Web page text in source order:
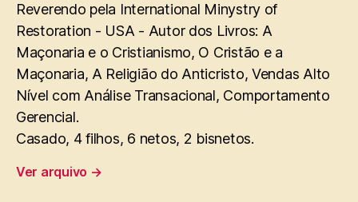
Reverendo pela International Minystry of
Restoration - USA - Autor dos Livros: A
Maçonaria e o Cristianismo, O Cristão e a
Maçonaria, A Religião do Anticristo, Vendas Alto
Nível com Análise Transacional, Comportamento
Gerencial.
Casado, 4 filhos, 6 netos, 2 bisnetos.
Ver arquivo →